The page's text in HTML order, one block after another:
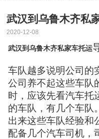
武汉到乌鲁木齐私
2020-12-08
武汉到乌鲁木齐私家车托运
车队越多说明公司的
公司养不起这些车队
时，应该先看汽车托
的车队，有几个车队
出来这些车队经验和
配备几个汽车司机，